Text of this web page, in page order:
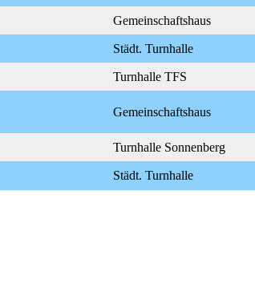
Gemeinschaftshaus
Städt. Turnhalle
Turnhalle TFS
Gemeinschaftshaus
Turnhalle Sonnenberg
Städt. Turnhalle